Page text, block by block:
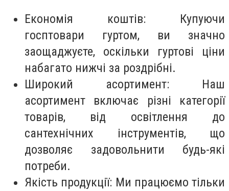
Економія коштів: Купуючи
госптовари гуртом, ви значно
заощаджуєте, оскільки гуртові ціни
набагато нижчі за роздрібні.
Широкий асортимент: Наш
асортимент включає різні категорії
товарів, від освітлення до
сантехнічних інструментів, що
дозволяє задовольнити будь-які
потреби.
Якість продукції: Ми працюємо тільки